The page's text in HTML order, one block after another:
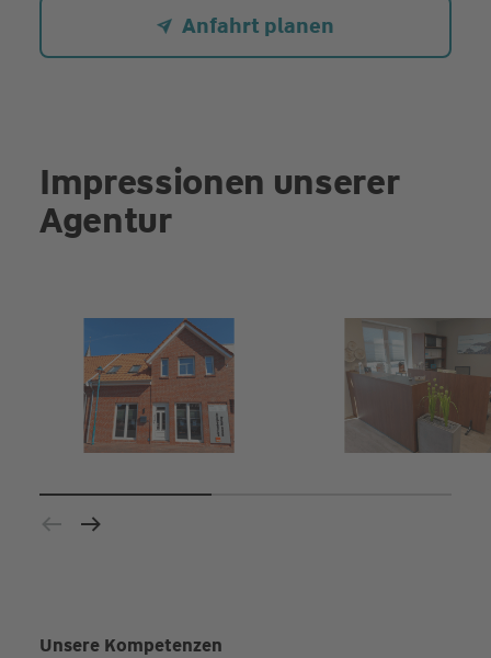
Anfahrt planen
Impressionen unserer
Agentur
Unsere Kompetenzen